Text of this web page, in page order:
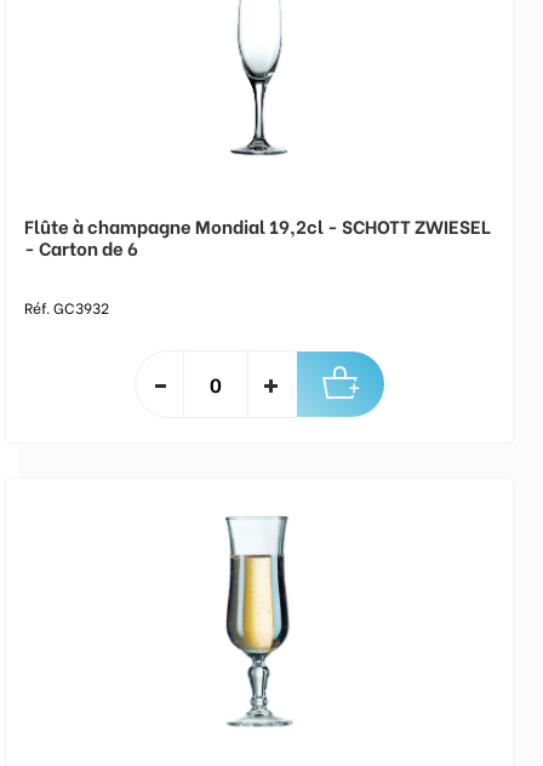
Flûte à champagne Mondial 19,2cl - SCHOTT ZWIESEL
- Carton de 6
Réf. GC3932